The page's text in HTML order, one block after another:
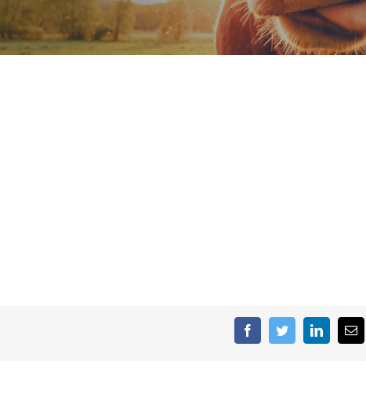
FacebookTwitterLinkedIn
E-
mail